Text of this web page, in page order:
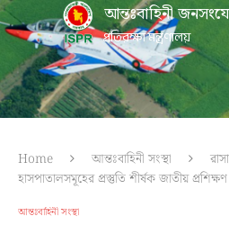
আন্তঃবাহিনী
প্রতিরক্ষা মন্ত্রণালয়
Home আন্তঃবাহিনী সংস্থা
হাসপাতালসমূহের প্রস্তুতি শীর্ষক জাতীয়
আন্তঃবাহিনী সংস্থা